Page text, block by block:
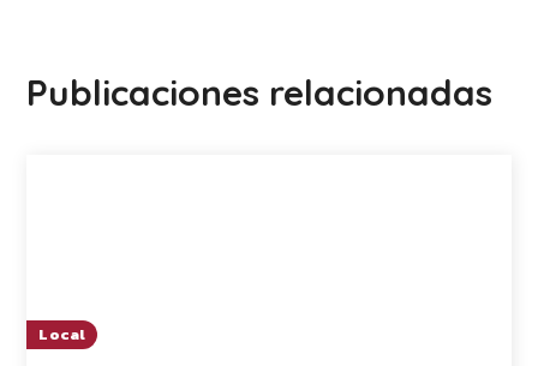
Publicaciones relacionadas
Local